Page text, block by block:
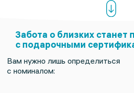
Забота о близких станет
с подарочными
Вам нужно лишь определиться
с номиналом: